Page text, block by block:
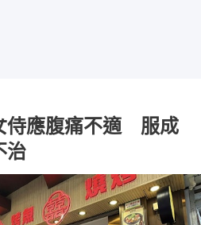
侍應腹痛不適 服成
治